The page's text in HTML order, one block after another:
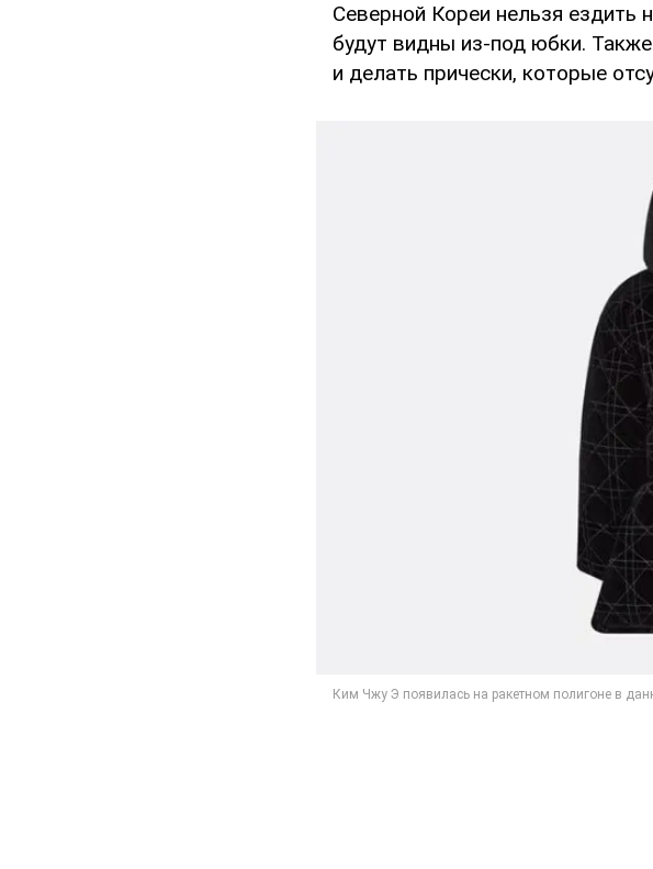
Северной Кореи нельзя ездить
будут видны из-под юбки.
и делать прически, которые